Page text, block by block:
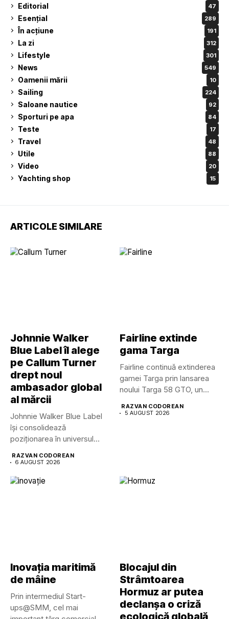
Editorial 47
Esențial 289
În acțiune 191
La zi 312
Lifestyle 301
News 549
Oamenii mării 10
Sailing 224
Saloane nautice 92
Sporturi pe apa 84
Teste 17
Travel 48
Utile 88
Video 20
Yachting shop 15
ARTICOLE SIMILARE
Johnnie Walker
Blue Label îl alege
pe Callum Turner
drept noul
ambasador global
al mărcii
Johnnie Walker Blue Label
își consolidează
poziționarea în universul
RAZVAN CODOREAN
6 AUGUST 2026
Fairline extinde
gama Targa
Fairline continuă extinderea
gamei Targa prin lansarea
noului Targa 58 GTO, un...
RAZVAN CODOREAN
5 AUGUST 2026
Inovația maritimă
de mâine
Prin intermediul Start-
ups@SMM, cel mai
Blocajul din
Strâmtoarea
Hormuz ar putea
declanșa o criză
ecologică globală